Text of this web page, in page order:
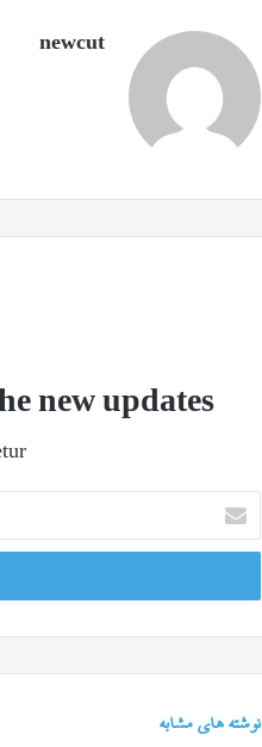
newcut
new updates!
ایمیل
خود
وارد
نوشته های مشابه